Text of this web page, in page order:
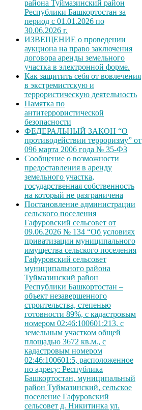
района Туймазинский район
Республики Башкортостан за
период с 01.01.2026 по
30.06.2026 г.
ИЗВЕЩЕНИЕ о проведении
аукциона на право заключения
договора аренды земельного
участка в электронной форме.
Как защитить себя от вовлечения
в экстремистскую и
террористическую деятельность
Памятка по
антитеррористической
безопасности
ФЕДЕРАЛЬНЫЙ ЗАКОН “О
противодействии терроризму” от
096 марта 2006 года № 35-ФЗ
Сообщение о возможности
предоставления в аренду
земельного участка,
государственная собственность
на который не разграничена
Постановление администрации
сельского поселения
Гафуровский сельсовет от
09.06.2026 № 134 “Об условиях
приватизации муниципального
имущества сельского поселения
Гафуровский сельсовет
муниципального района
Туймазинский район
Республики Башкортостан –
объект незавершенного
строительства, степенью
готовности 89%, с кадастровым
номером 02:46:100601:213, с
земельным участком общей
площадью 3672 кв.м., с
кадастровым номером
02:46:100601:5, расположенное
по адресу: Республика
Башкортостан, муниципальный
район Туймазинский, сельское
поселение Гафуровский
сельсовет д. Никитинка ул.